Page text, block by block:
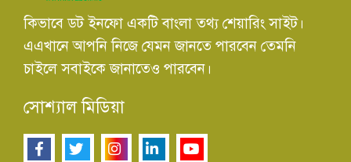
কিভাবে ডট ইনফো একটি বাংলা তথ্য শেয়ারিং সাইট।
এএখানে আপনি নিজে যেমন জানতে পারবেন তেমনি
চাইলে সবাইকে জানাতেও পারবেন।
সোশ্যাল মিডিয়া